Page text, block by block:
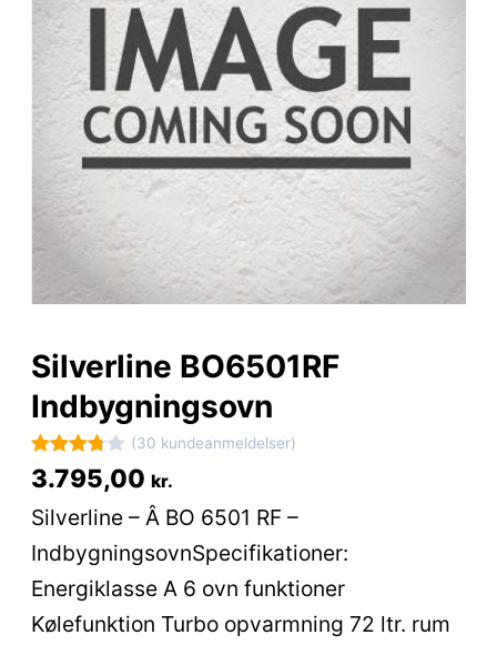
Silverline BO6501RF
Indbygningsovn
Bedømt
3.8 ud af
5
baseret
30
kundebed
(30 kundeanmeldelser)
3.795,00 kr.
Silverline – Â BO 6501 RF –
IndbygningsovnSpecifikationer:
Energiklasse A 6 ovn funktioner
Kølefunktion Turbo opvarmning 72 ltr. rum